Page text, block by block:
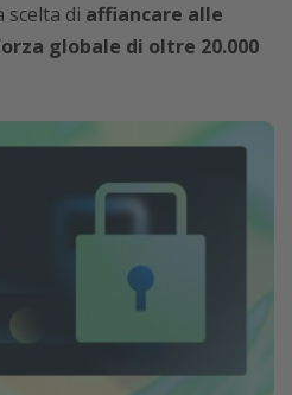
scelta di affiancare alle
globale di oltre 20.000